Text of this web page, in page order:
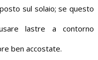
sul solaio; se questo
lastre a contorno
ben accostate.